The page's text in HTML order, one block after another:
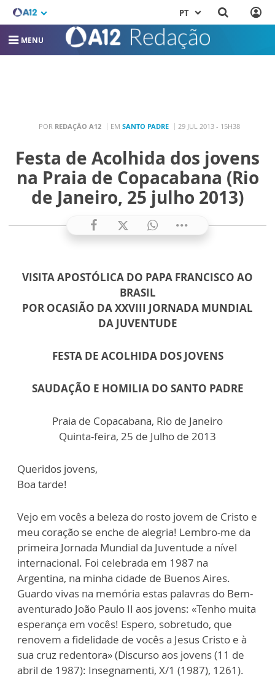
PT
MENU
POR REDAÇÃO A12 EM SANTO PADRE 29 JUL 2013 - 15H38
Festa de Acolhida dos jovens
na Praia de Copacabana (Rio
de Janeiro, 25 julho 2013)
VISITA APOSTÓLICA DO PAPA FRANCISCO AO
BRASIL
POR OCASIÃO DA XXVIII JORNADA MUNDIAL
DA JUVENTUDE
FESTA DE ACOLHIDA DOS JOVENS
SAUDAÇÃO E HOMILIA DO SANTO PADRE
Praia de Copacabana, Rio de Janeiro
Quinta-feira, 25 de Julho de 2013
Queridos jovens,
Boa tarde!
Vejo em vocês a beleza do rosto jovem de Cristo e
meu coração se enche de alegria! Lembro-me da
primeira Jornada Mundial da Juventude a nível
internacional. Foi celebrada em 1987 na
Argentina, na minha cidade de Buenos Aires.
Guardo vivas na memória estas palavras do Bem-
aventurado João Paulo II aos jovens: «Tenho muita
esperança em vocês! Espero, sobretudo, que
renovem a fidelidade de vocês a Jesus Cristo e à
sua cruz redentora» (Discurso aos jovens (11 de
abril de 1987): Insegnamenti, X/1 (1987), 1261).